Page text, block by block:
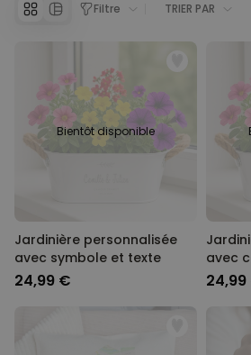
Personnalisable
pictos et nom
34,99 €
Personnalisable
Verre à gin
texte
Photo sur bois
Design Instagram
Chaussettes
Filtre TRIER PAR
Bientôt disponible
Jardinière personnalisée
avec symbole et texte
24,99 €
avec